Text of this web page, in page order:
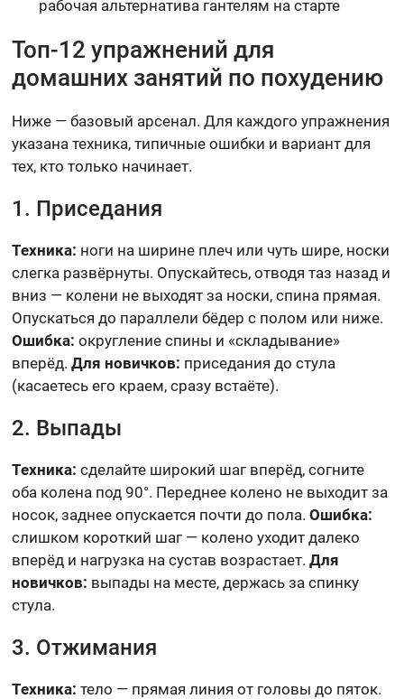
рабочая альтернатива гантелям на старте
Топ-12 упражнений для
домашних занятий по похудению
Ниже — базовый арсенал. Для каждого упражнения
указана техника, типичные ошибки и вариант для
тех, кто только начинает.
1. Приседания
Техника: ноги на ширине плеч или чуть шире, носки
слегка развёрнуты. Опускайтесь, отводя таз назад и
вниз — колени не выходят за носки, спина прямая.
Опускаться до параллели бёдер с полом или ниже.
Ошибка: округление спины и «складывание»
вперёд.Для новичков: приседания до стула
(касаетесь его краем, сразу встаёте).
2. Выпады
Техника: сделайте широкий шаг вперёд, согните
оба колена под 90°. Переднее колено не выходит за
носок, заднее опускается почти до пола.Ошибка:
слишком короткий шаг — колено уходит далеко
вперёд и нагрузка на сустав возрастает.Для
новичков: выпады на месте, держась за спинку
стула.
3. Отжимания
Техника: тело — прямая линия от головы до пяток.